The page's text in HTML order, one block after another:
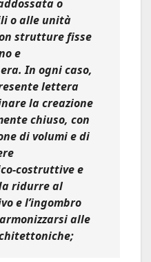
o
o alle unità
strutture fisse
e
In ogni caso,
lettera
la creazione
chiuso, con
di volumi e di
costruttive e
ridurre al
e l’ingombro
alle